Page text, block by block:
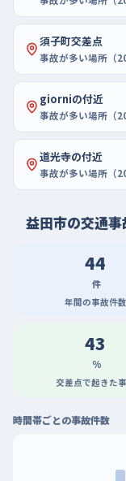
ろから始めてくださ
もかなり楽になります
須子町交差点
事故が多い場所（
giorniの付近
事故が多い場所（
道光寺の付近
事故が多い場所（
益田市の交通
44
件
年間の事故件数
43
%
交差点で起きた
時間帯ごとの事故件数